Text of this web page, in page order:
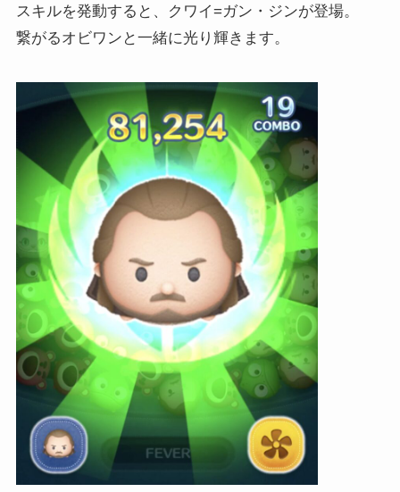
スキルを発動すると、クワイ=ガン・ジンが登場。
繋がるオビワンと一緒に光り輝きます。